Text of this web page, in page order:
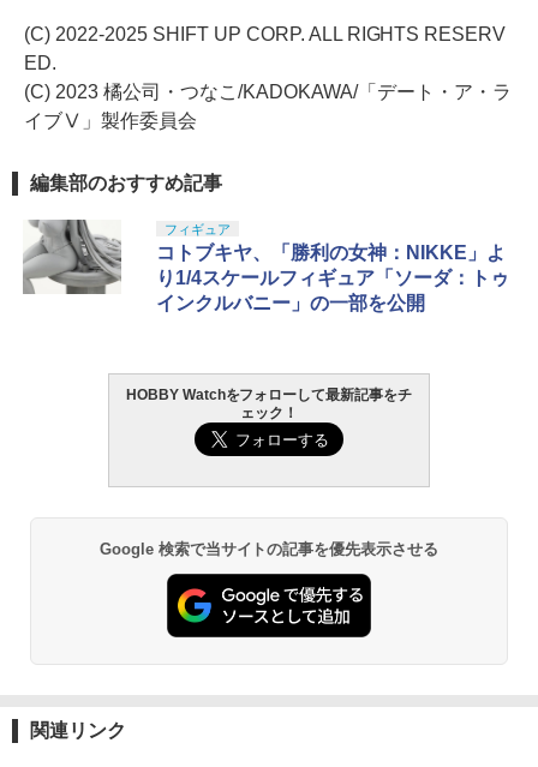
(C) 2022-2025 SHIFT UP CORP. ALL RIGHTS RESERV
ED.
(C) 2023 橘公司・つなこ/KADOKAWA/「デート・ア・ラ
イブⅤ」製作委員会
編集部のおすすめ記事
フィギュア
コトブキヤ、「勝利の女神：NIKKE」よ
り1/4スケールフィギュア「ソーダ：トゥ
インクルバニー」の一部を公開
HOBBY Watchをフォローして最新記事をチ
ェック！
Google 検索で当サイトの記事を優先表示させる
関連リンク